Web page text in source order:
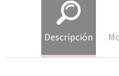
Descripción